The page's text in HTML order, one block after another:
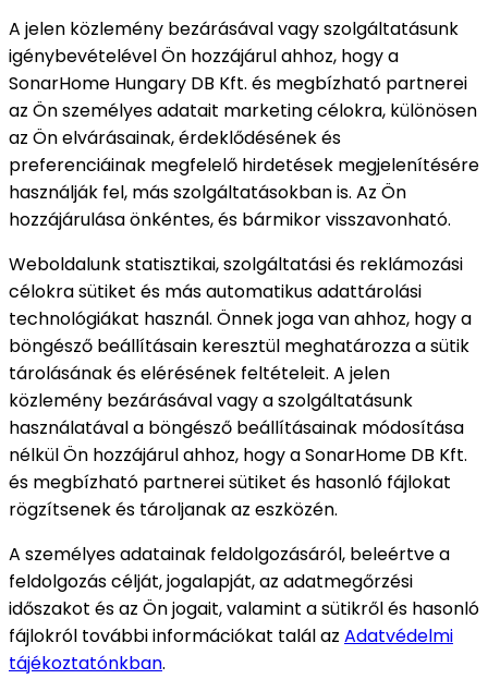
A jelen közlemény bezárásával vagy szolgáltatásunk
igénybevételével Ön hozzájárul ahhoz, hogy a
SonarHome Hungary DB Kft. és megbízható partnerei
az Ön személyes adatait marketing célokra, különösen
az Ön elvárásainak, érdeklődésének és
preferenciáinak megfelelő hirdetések megjelenítésére
használják fel, más szolgáltatásokban is. Az Ön
hozzájárulása önkéntes, és bármikor visszavonható.
Weboldalunk statisztikai, szolgáltatási és reklámozási
célokra sütiket és más automatikus adattárolási
technológiákat használ. Önnek joga van ahhoz, hogy a
böngésző beállításain keresztül meghatározza a sütik
tárolásának és elérésének feltételeit. A jelen
közlemény bezárásával vagy a szolgáltatásunk
használatával a böngésző beállításainak módosítása
nélkül Ön hozzájárul ahhoz, hogy a SonarHome DB Kft.
és megbízható partnerei sütiket és hasonló fájlokat
rögzítsenek és tároljanak az eszközén.
A személyes adatainak feldolgozásáról, beleértve a
feldolgozás célját, jogalapját, az adatmegőrzési
időszakot és az Ön jogait, valamint a sütikről és hasonló
fájlokról további információkat talál az Adatvédelmi
tájékoztatónkban.